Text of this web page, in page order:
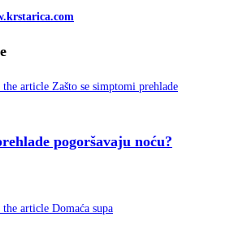
pogoršavaju noću?